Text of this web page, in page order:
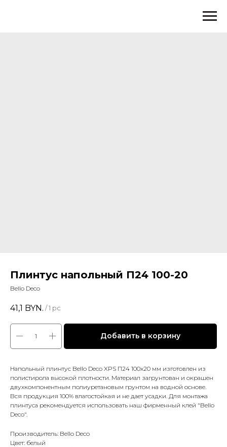
Плинтус напольный П24 100-20
Bello Deco
41,1 BYN. / 1 pc
Добавить в корзину
Напольный плинтус Bello Deco XPS П24 100x20 мм изготовлен из
полистирола высокой плотности. Материал загрунтован и окрашен
двухкомпонентным полиуретановым грунтом на водной основе.
Вся продукция 100% влагостойкая и не дает усадки. Для монтажа
плинтуса рекомендуется использовать наш фирменный клей "Bello
Deco".
Производитель: Bello Deco
Цвет: белый